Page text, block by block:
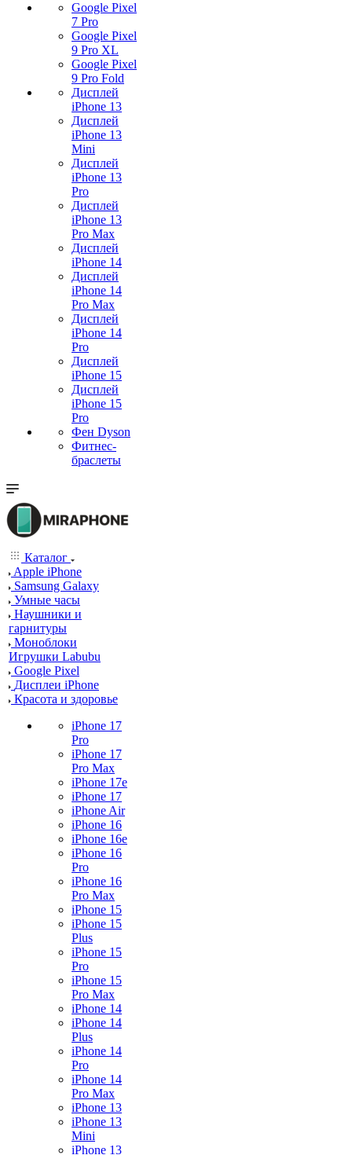
Google Pixel
7 Pro
Google Pixel
9 Pro XL
Google Pixel
9 Pro Fold
Дисплей
iPhone 13
Дисплей
iPhone 13
Mini
Дисплей
iPhone 13
Pro
Дисплей
iPhone 13
Pro Max
Дисплей
iPhone 14
Дисплей
iPhone 14
Pro Max
Дисплей
iPhone 14
Pro
Дисплей
iPhone 15
Дисплей
iPhone 15
Pro
Фен Dyson
Фитнес-
браслеты
Каталог
Apple iPhone
Samsung Galaxy
Умные часы
Наушники и
гарнитуры
Моноблоки
Игрушки Labubu
Google Pixel
Дисплеи iPhone
Красота и здоровье
iPhone 17
Pro
iPhone 17
Pro Max
iPhone 17e
iPhone 17
iPhone Air
iPhone 16
iPhone 16e
iPhone 16
Pro
iPhone 16
Pro Max
iPhone 15
iPhone 15
Plus
iPhone 15
Pro
iPhone 15
Pro Max
iPhone 14
iPhone 14
Plus
iPhone 14
Pro
iPhone 14
Pro Max
iPhone 13
iPhone 13
Mini
iPhone 13